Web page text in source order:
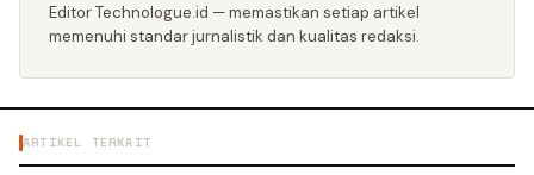
Editor Technologue.id — memastikan setiap artikel
memenuhi standar jurnalistik dan kualitas redaksi.
ARTIKEL TERKAIT